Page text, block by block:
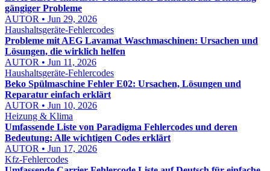
gängiger Probleme
AUTOR • Jun 29, 2026
Haushaltsgeräte-Fehlercodes
Probleme mit AEG Lavamat Waschmaschinen: Ursachen und
Lösungen, die wirklich helfen
AUTOR • Jun 11, 2026
Haushaltsgeräte-Fehlercodes
Beko Spülmaschine Fehler E02: Ursachen, Lösungen und
Reparatur einfach erklärt
AUTOR • Jun 10, 2026
Heizung & Klima
Umfassende Liste von Paradigma Fehlercodes und deren
Bedeutung: Alle wichtigen Codes erklärt
AUTOR • Jun 17, 2026
Kfz-Fehlercodes